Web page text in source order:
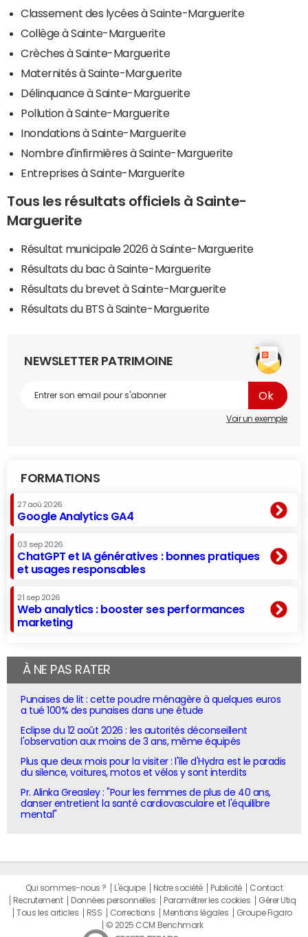
Classement des lycées à Sainte-Marguerite
Collège à Sainte-Marguerite
Crèches à Sainte-Marguerite
Maternités à Sainte-Marguerite
Délinquance à Sainte-Marguerite
Pollution à Sainte-Marguerite
Inondations à Sainte-Marguerite
Nombre d'infirmières à Sainte-Marguerite
Entreprises à Sainte-Marguerite
Tous les résultats officiels à Sainte-
Marguerite
Résultat municipale 2026 à Sainte-Marguerite
Résultats du bac à Sainte-Marguerite
Résultats du brevet à Sainte-Marguerite
Résultats du BTS à Sainte-Marguerite
NEWSLETTER PATRIMOINE
Voir un exemple
FORMATIONS
27 aoû 2026
Google Analytics GA4
03 sep 2026
ChatGPT et IA génératives : bonnes pratiques
et usages responsables
21 sep 2026
Web analytics : booster ses performances
marketing
À NE PAS RATER
Punaises de lit : cette poudre ménagère à quelques euros
a tué 100% des punaises dans une étude
Eclipse du 12 août 2026 : les autorités déconseillent
l'observation aux moins de 3 ans, même équipés
Plus que deux mois pour la visiter : l'île d'Hydra est le paradis
du silence, voitures, motos et vélos y sont interdits
Pr. Alinka Greasley : "Pour les femmes de plus de 40 ans,
danser entretient la santé cardiovasculaire et l'équilibre
mental"
Qui sommes-nous ? L'équipe Notre société Publicité
Contact
Recrutement
Données personnelles Paramétrer les cookies
Gérer Utiq
Tous les articles
RSS Corrections Mentions légales
Groupe Figaro
© 2025 CCM Benchmark